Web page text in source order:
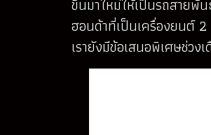
ขึ้นมาใหม่ให้เป็นรถสายพั
ฮอนด้าที่เป็นเครื่องยนต์
เรายังมีข้อเสนอพิเศษช่ว